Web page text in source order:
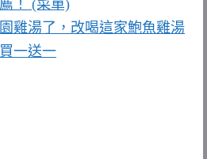
！ (菜單)
雞湯了，改喝這家鮑魚雞湯
一送一